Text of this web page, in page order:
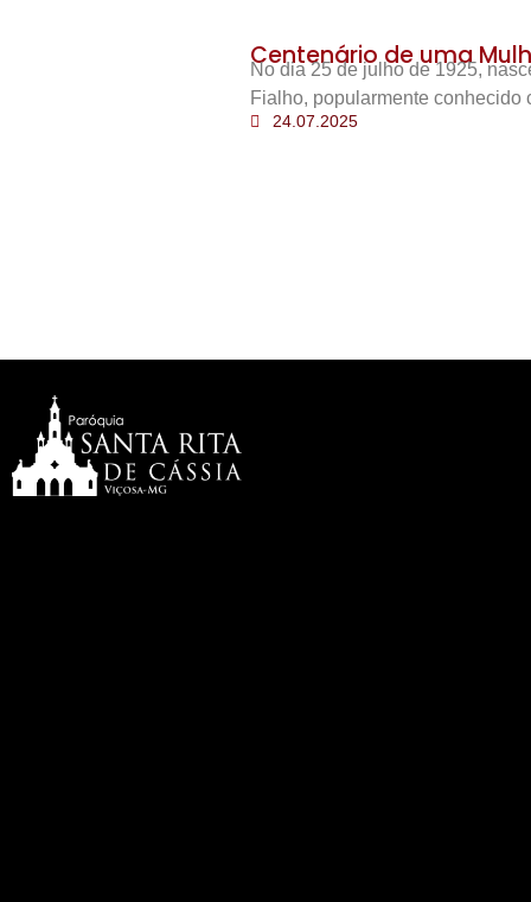
Centenário de uma
No dia 25 de julho de 1925,
Fialho, popularmente conhecido
24.07.2025